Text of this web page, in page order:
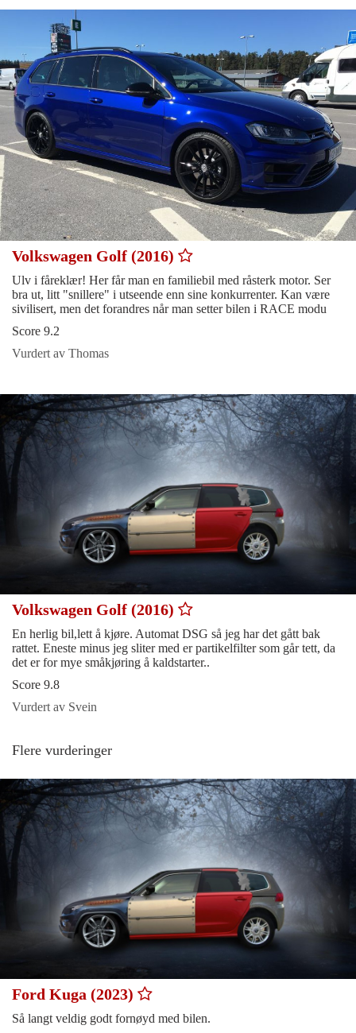
Volkswagen Golf (2016)
Ulv i fåreklær! Her får man en familiebil med råsterk motor. Ser
bra ut, litt "snillere" i utseende enn sine konkurrenter. Kan være
sivilisert, men det forandres når man setter bilen i RACE modu
Score 9.2
Vurdert av Thomas
Volkswagen Golf (2016)
En herlig bil,lett å kjøre. Automat DSG så jeg har det gått bak
rattet. Eneste minus jeg sliter med er partikelfilter som går tett, da
det er for mye småkjøring å kaldstarter..
Score 9.8
Vurdert av Svein
Flere vurderinger
Ford Kuga (2023)
Så langt veldig godt fornøyd med bilen.